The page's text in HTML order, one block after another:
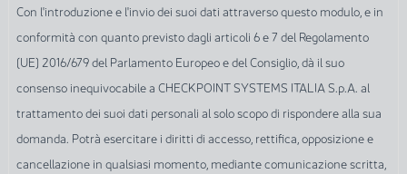
dei
suoi
dati
attraverso
questo
modulo,
Con l'introduzione e l'invio dei suoi dati attraverso questo modulo, e in
conformità con quanto previsto dagli articoli 6 e 7 del Regolamento
(UE) 2016/679 del Parlamento Europeo e del Consiglio, dà il suo
consenso inequivocabile a CHECKPOINT SYSTEMS ITALIA S.p.A. al
trattamento dei suoi dati personali al solo scopo di rispondere alla sua
domanda. Potrà esercitare i diritti di accesso, rettifica, opposizione e
cancellazione in qualsiasi momento, mediante comunicazione scritta,